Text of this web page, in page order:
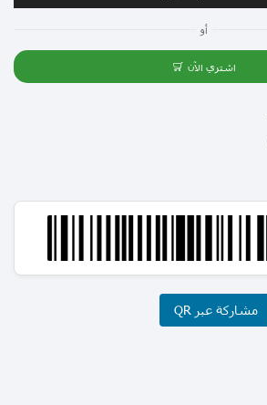
أو
اشتري الآن
مشاركة عبر QR